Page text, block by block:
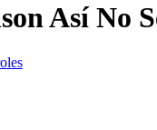
Así No